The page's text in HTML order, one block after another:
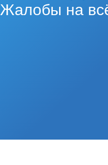
Жалобы на